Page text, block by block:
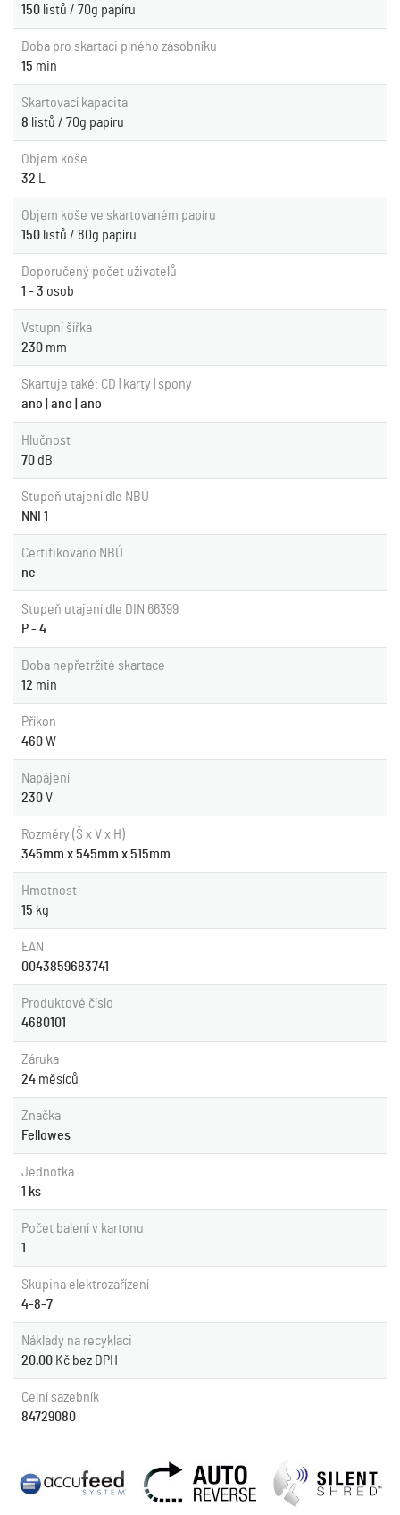
150 listů / 70g papíru
Doba pro skartaci plného zásobníku
15 min
Skartovací kapacita
8 listů / 70g papíru
Objem koše
32
Objem koše ve skartovaném papíru
150 listů / 80g papíru
Doporučený počet uživatelů
1 - 3 osob
Vstupní šířka
230 mm
Skartuje také: CD | karty | spony
ano | ano | ano
Hlučnost
70dB
Stupeň utajení dle NBÚ
NNI 1
Certifikováno NBÚ
ne
Stupeň utajení dle DIN 66399
P - 4
Doba nepřetržité skartace
12 min
Příkon
460W
Napájení
230V
Rozměry (Š x V x H)
345mm x 545mm x 515mm
Hmotnost
15 kg
EAN
0043859683741
Produktové číslo
4680101
Záruka
24 měsíců
Značka
Fellowes
Jednotka
1 ks
Počet balení v kartonu
1
Skupina elektrozařízení
4-8-7
Náklady na recyklaci
20.00 Kč bez DPH
Celní sazebník
84729080